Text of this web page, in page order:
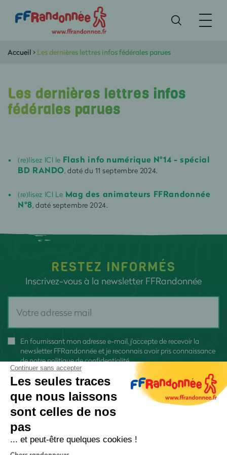
Accueil > Les dernières lettres infos fédérales parues
Les dernières lettres infos
fédérales parues
(re)lisez ICI le Flash info numérique N°14 - spécial
BD RANDO, daté du 11 septembre 2024.
(re)lisez ICI Le Mag des animateurs FFRandonnée
N°8, daté septembre 2024.
RESTEZ INFORMÉS
Inscrivez-vous à la newsletter FFRandonnée
En fournissant mon adresse e-mail, j'accepte de recevoir la
newsletter FFRandonnée et je reconnais avoir pris connaissance
denotre politique de confidentialité
Continuer sans accepter
Les seules traces
que nous laissons
sont celles de nos
pas
... et peut-être quelques cookies !